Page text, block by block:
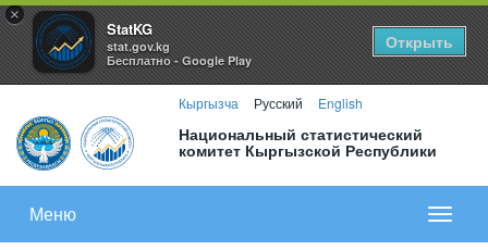
×
StatKG
stat.gov.kg
Бесплатно - Google Play
Открыть
Кыргызча Русский English
Национальный статистический
комитет Кыргызской Республики
меню
Меню